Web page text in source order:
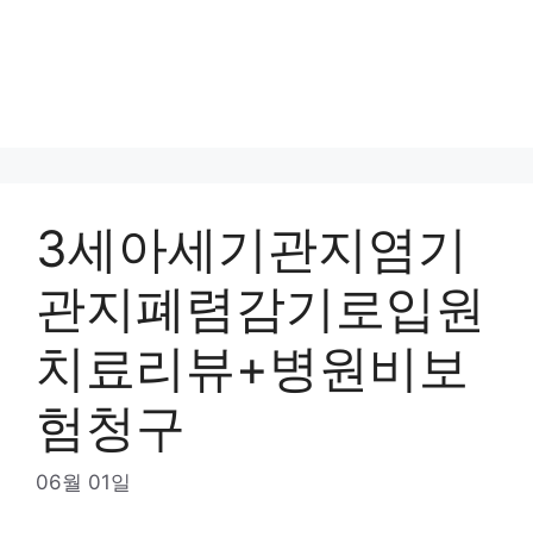
3세아세기관지염기
관지폐렴감기로입원
치료리뷰+병원비보
험청구
06월 01일